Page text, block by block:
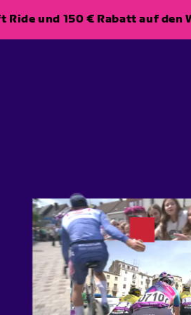
und 150 € Rabatt auf den